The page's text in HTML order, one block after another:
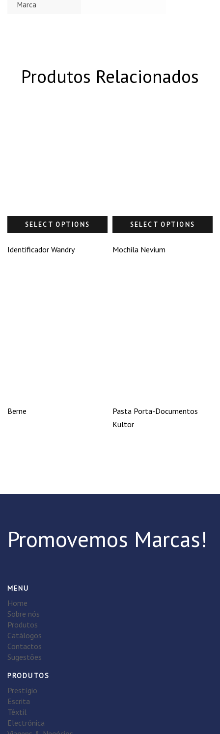
Marca
Produtos Relacionados
SELECT OPTIONS
Identificador Wandry
SELECT OPTIONS
Mochila Nevium
Berne
Pasta Porta-Documentos
Kultor
Promovemos Marcas!
MENU
Home
Sobre nós
Produtos
Catálogos
Contactos
Sugestões
PRODUTOS
Prestígio
Escrita
Têxtil
Electrónica